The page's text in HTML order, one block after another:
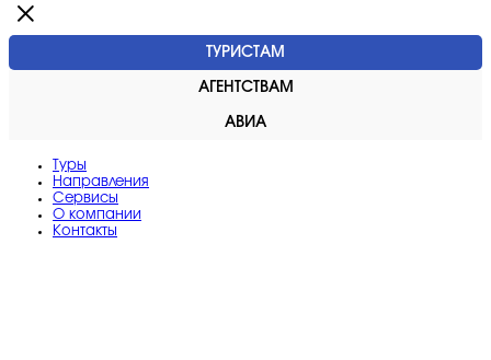
ТУРИСТАМ
АГЕНТСТВАМ
АВИА
Туры
Направления
Сервисы
O компании
Контакты